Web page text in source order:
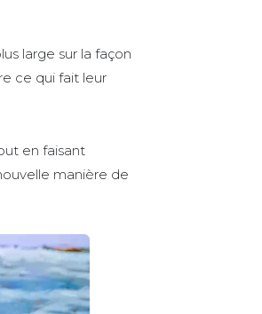
large sur la façon
ce qui fait leur
en faisant
manière de